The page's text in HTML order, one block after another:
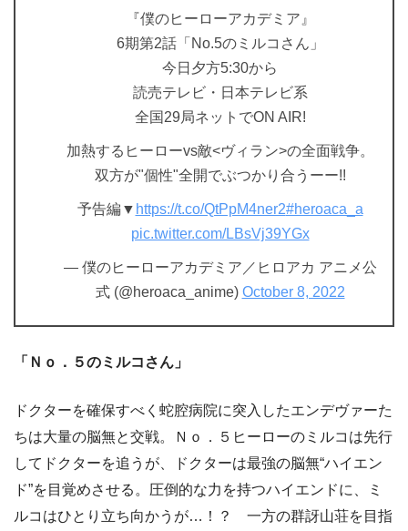
『僕のヒーローアカデミア』
6期第2話「No.5のミルコさん」
今日夕方5:30から
読売テレビ・日本テレビ系
全国29局ネットでON AIR!
加熱するヒーローvs敵<ヴィラン>の全面戦争。
双方が"個性"全開でぶつかり合うーー!!
予告編▼ https://t.co/QtPpM4ner2#heroaca_a
pic.twitter.com/LBsVj39YGx
— 僕のヒーローアカデミア／ヒロアカ アニメ公
式 (@heroaca_anime) October 8, 2022
「Ｎｏ．５のミルコさん」
ドクターを確保すべく蛇腔病院に突入したエンデヴァーた
ちは大量の脳無と交戦。Ｎｏ．５ヒーローのミルコは先行
してドクターを追うが、ドクターは最強の脳無“ハイエン
ド”を目覚めさせる。圧倒的な力を持つハイエンドに、ミ
ルコはひとり立ち向かうが…！？ 一方の群訝山荘を目指